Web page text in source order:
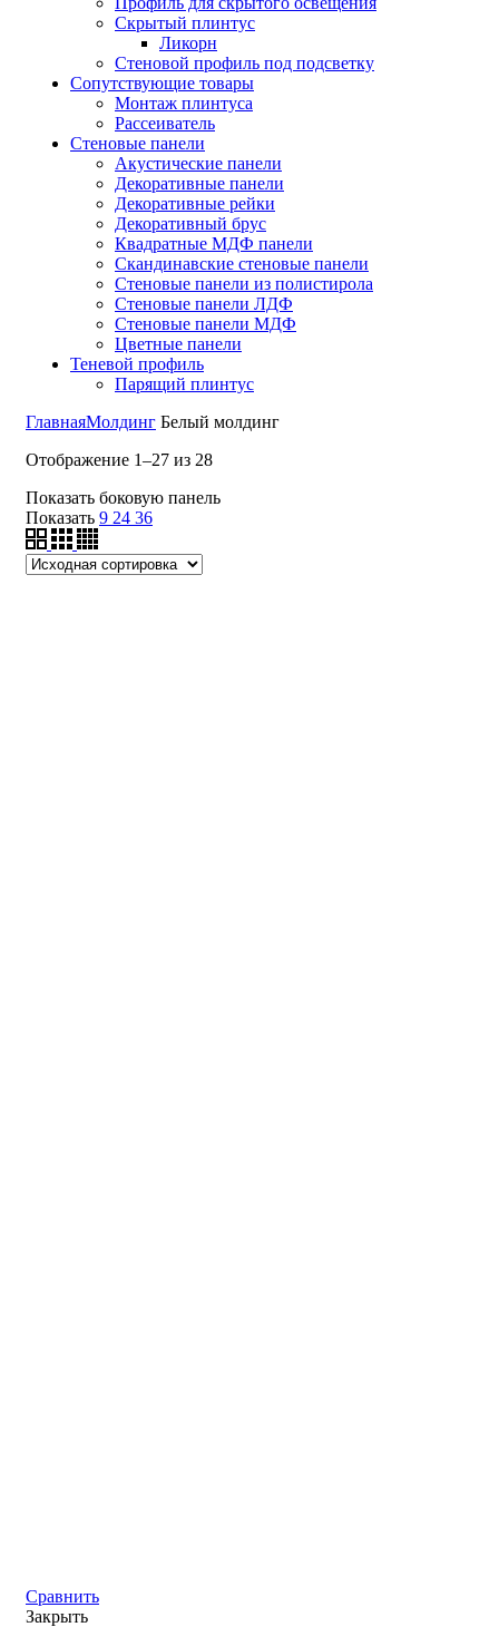
Скрытый плинтус
Ликорн
Стеновой профиль под подсветку
Сопутствующие товары
Монтаж плинтуса
Рассеиватель
Стеновые панели
Акустические панели
Декоративные панели
Декоративные рейки
Декоративный брус
Квадратные МДФ панели
Скандинавские стеновые панели
Стеновые панели из полистирола
Стеновые панели ЛДФ
Стеновые панели МДФ
Цветные панели
Теневой профиль
Парящий плинтус
ГлавнаяМолдинг Белый молдинг
Отображение 1–27 из 28
Показать боковую панель
Показать 9 24 36
Сравнить
Закрыть